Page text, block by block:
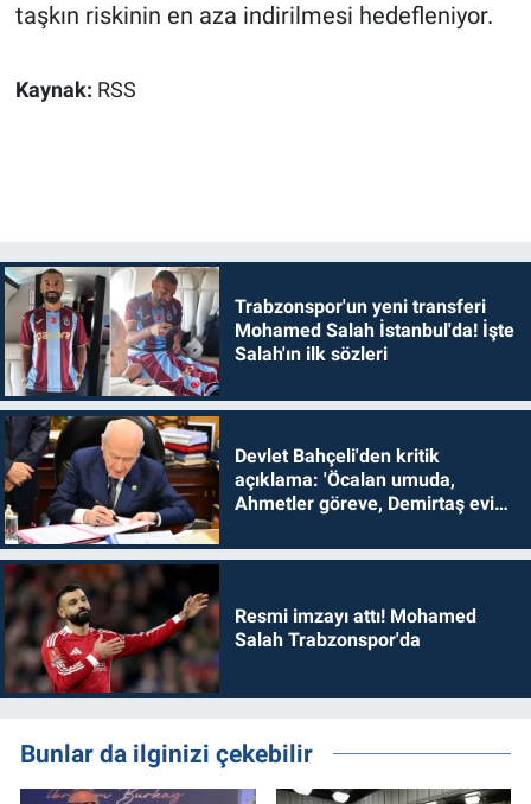
taşkın riskinin en aza indirilmesi hedefleniyor.
Kaynak: RSS
Trabzonspor'un yeni transferi
Mohamed Salah İstanbul'da! İşte
Salah'ın ilk sözleri
Devlet Bahçeli'den kritik
açıklama: 'Öcalan umuda,
Ahmetler göreve, Demirtaş evine
Resmi imzayı attı! Mohamed
Salah Trabzonspor'da
Bunlar da ilginizi çekebilir